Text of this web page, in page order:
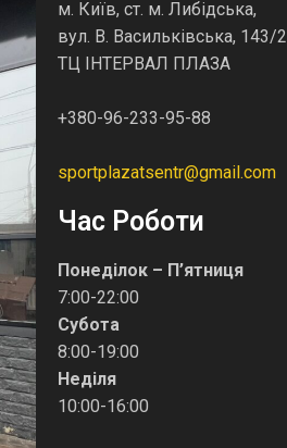
м. Київ, ст. м. Либідська,
вул. В. Васильківська, 143/2
ТЦ ІНТЕРВАЛ ПЛАЗА
+380-96-233-95-88
sportplazatsentr@gmail.com
Час Роботи
Понеділок – П’ятниця
7:00-22:00
Субота
8:00-19:00
Неділя
10:00-16:00